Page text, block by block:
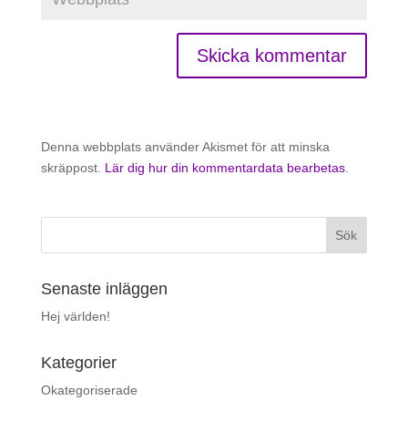
Denna webbplats använder Akismet för att minska
skräppost. Lär dig hur din kommentardata bearbetas.
Senaste inläggen
Hej världen!
Kategorier
Okategoriserade